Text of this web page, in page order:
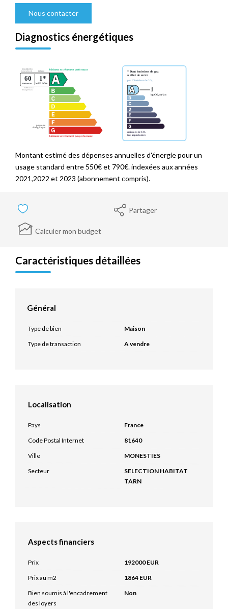
Nous contacter
Diagnostics énergétiques
Montant estimé des dépenses annuelles d'énergie pour un
usage standard entre 550€ et 790€. indexées aux années
2021,2022 et 2023 (abonnement compris).
Partager
Calculer mon budget
Caractéristiques détaillées
Général
Type de bien
Maison
Type de transaction
A vendre
Localisation
Pays
France
Code Postal Internet
81640
Ville
MONESTIES
Secteur
SELECTION HABITAT
TARN
Aspects financiers
Prix
192000 EUR
Prix au m2
1864 EUR
Bien soumis à l'encadrement
des loyers
Non